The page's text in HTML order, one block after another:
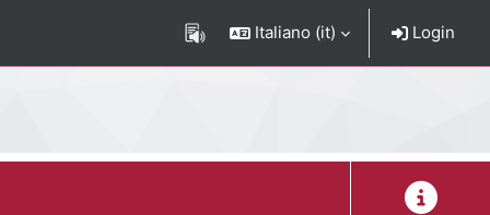
Italiano ‎(it)‎ Login